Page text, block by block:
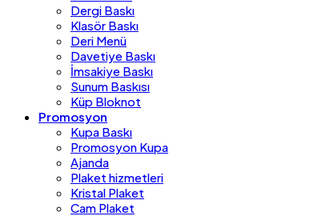
Dergi Baskı
Klasör Baskı
Deri Menü
Davetiye Baskı
İmsakiye Baskı
Sunum Baskısı
Küp Bloknot
Promosyon
Kupa Baskı
Promosyon Kupa
Ajanda
Plaket hizmetleri
Kristal Plaket
Cam Plaket